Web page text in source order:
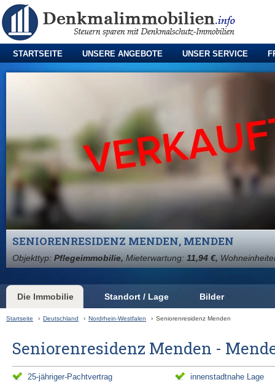
STARTSEITE UNSERE ANGEBOTE UNSER SERVICE
SENIORENRESIDENZ MENDEN, MENDEN
Objekttyp: Pflegeimmobilie, Mieterwartung: 11,94 €,
Die Immobilie Standort / Lage Bilder
Startseite › Deutschland › Nordrhein-Westfalen › Seniorenresidenz Menden
Seniorenresidenz Menden -
25-jähriger-Pachtvertrag
innenstadtnahe Lage